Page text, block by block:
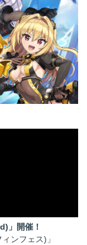
」開催！
ンフェス)」